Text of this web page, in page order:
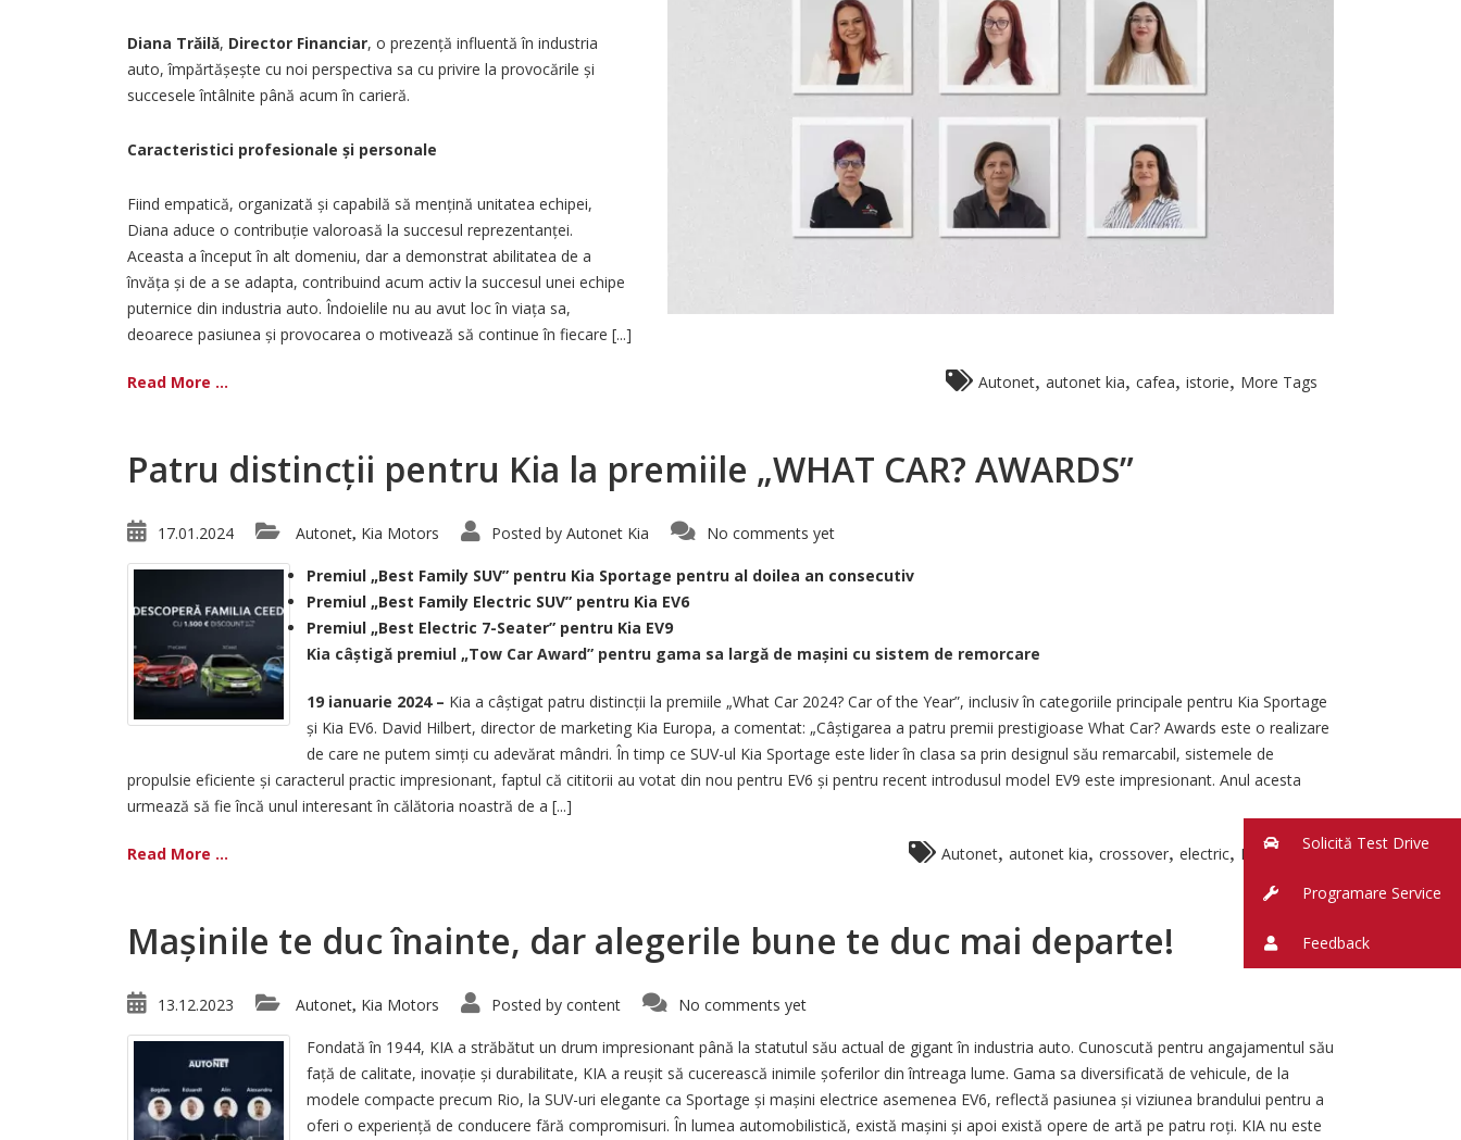
Diana Trăilă, Director Financiar, o prezență influentă în industria
auto, împărtășește cu noi perspectiva sa cu privire la provocările și
succesele întâlnite până acum în carieră.
Caracteristici profesionale și personale
Fiind empatică, organizată și capabilă să mențină unitatea echipei,
Diana aduce o contribuție valoroasă la succesul reprezentanței.
Aceasta a început în alt domeniu, dar a demonstrat abilitatea de a
învăța și de a se adapta, contribuind acum activ la succesul unei echipe
puternice din industria auto. Îndoielile nu au avut loc în viața sa,
deoarece pasiunea și provocarea o motivează să continue în fiecare [...]
Read More ... Autonet autonet kia cafea istorie More Tags
Patru distincții pentru Kia la premiile „WHAT CAR? AWARDS”
17.01.2024 Autonet, Kia Motors Posted by Autonet Kia No comments yet
Premiul „Best Family SUV” pentru Kia Sportage pentru al doilea an consecutiv
Premiul „Best Family Electric SUV” pentru Kia EV6
Premiul „Best Electric 7-Seater” pentru Kia EV9
Kia câștigă premiul „Tow Car Award” pentru gama sa largă de mașini cu sistem de remorcare
19 ianuarie 2024 – Kia a câștigat patru distincții la premiile „What Car 2024? Car of the Year”, inclusiv în categoriile principale pentru Kia Sportage
și Kia EV6. David Hilbert, director de marketing Kia Europa, a comentat: „Câștigarea a patru premii prestigioase What Car? Awards este o realizare
de care ne putem simți cu adevărat mândri. În timp ce SUV-ul Kia Sportage este lider în clasa sa prin designul său remarcabil, sistemele de
propulsie eficiente și caracterul practic impresionant, faptul că cititorii au votat din nou pentru EV6 și pentru recent introdusul model EV9 este impresionant. Anul acesta
urmează să fie încă unul interesant în călătoria noastră de a [...]
Read More ... Autonet autonet kia crossover electric More Tags
Mașinile te duc înainte, dar alegerile bune te duc mai departe!
13.12.2023 Autonet, Kia Motors Posted by content No comments yet
Fondată în 1944, KIA a străbătut un drum impresionant până la statutul său actual de gigant în industria auto. Cunoscută pentru angajamentul său
față de calitate, inovație și durabilitate, KIA a reușit să cucerească inimile șoferilor din întreaga lume. Gama sa diversificată de vehicule, de la
modele compacte precum Rio, la SUV-uri elegante ca Sportage și mașini electrice asemenea EV6, reflectă pasiunea și viziunea brandului pentru a
oferi o experiență de conducere fără compromisuri. În lumea automobilistică, există mașini și apoi există opere de artă pe patru roți. KIA nu este
Solicită Test Drive
Programare Service
Feedback